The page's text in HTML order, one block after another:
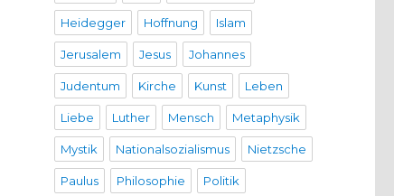
Heidegger Hoffnung Islam
Jerusalem Jesus Johannes
Judentum Kirche Kunst Leben
Liebe Luther Mensch Metaphysik
Mystik Nationalsozialismus Nietzsche
Paulus Philosophie Politik